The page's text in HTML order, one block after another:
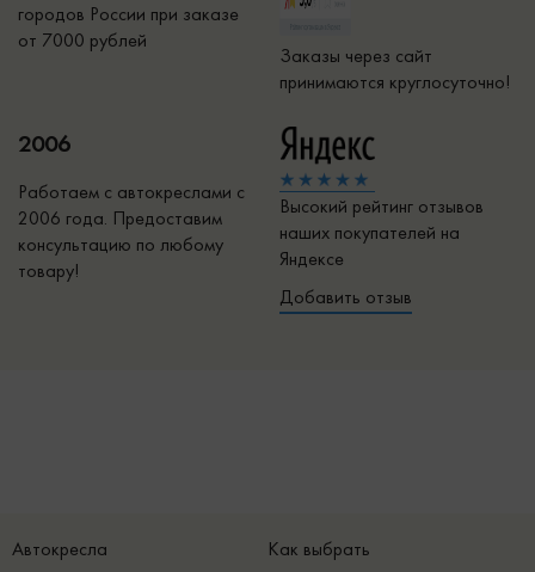
городов России при заказе
от 7000 рублей
Заказы через сайт
принимаются круглосуточно!
2006
Работаем с автокреслами с
2006 года. Предоставим
консультацию по любому
товару!
Высокий рейтинг отзывов
наших покупателей на
Яндексе
Добавить отзыв
Автокресла
Как выбрать